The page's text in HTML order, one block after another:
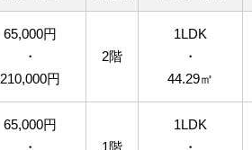
65,000円
・
210,000円
2階
1LDK
・
44.29㎡
65,000円
・
1階
1LDK
・